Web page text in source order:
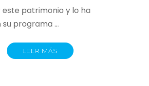
patrimonio y lo ha
programa …
LEER MÁS